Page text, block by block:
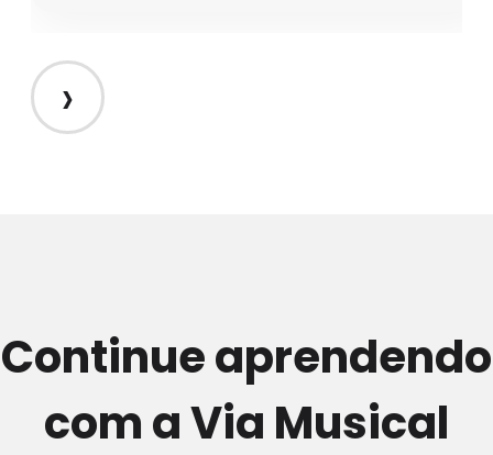
›
Continue aprendendo
com a Via Musical